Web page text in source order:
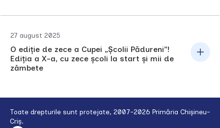
27 august 2025
O ediție de zece a Cupei „Școlii Pădureni”!
Ediția a X-a, cu zece școli la start și mii de
zâmbete
Toate drepturile sunt protejate, 2007-2026 Primăria Chișineu-
Criș.